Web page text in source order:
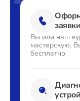
Вы или наш
мастерскую.
бесплатно